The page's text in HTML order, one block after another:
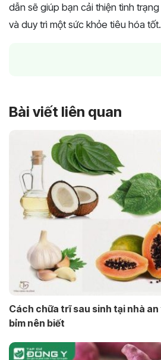
dẫn sẽ giúp bạn cải thiện tình
và duy trì một sức khỏe tiêu hóa tốt.
Bài viết liên quan
Cách chữa trĩ sau sinh tại nhà
bỉm nên biết